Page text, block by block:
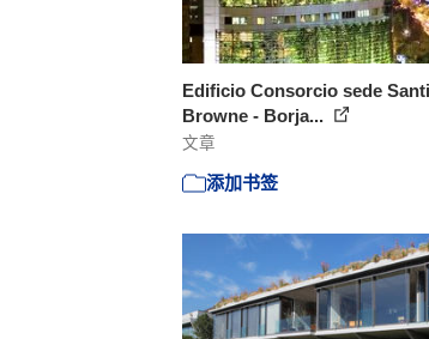
Edificio Consorcio sede
Browne - Borja...
文章
添加书签